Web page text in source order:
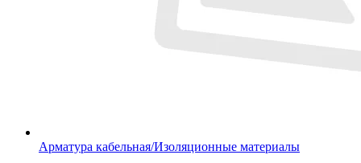
Арматура кабельная/Изоляционные материалы